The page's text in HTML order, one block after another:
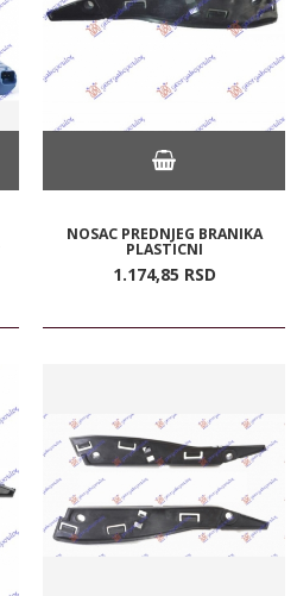
NOSAC PREDNJEG BRANIKA
PLASTICNI
1.174,85 RSD